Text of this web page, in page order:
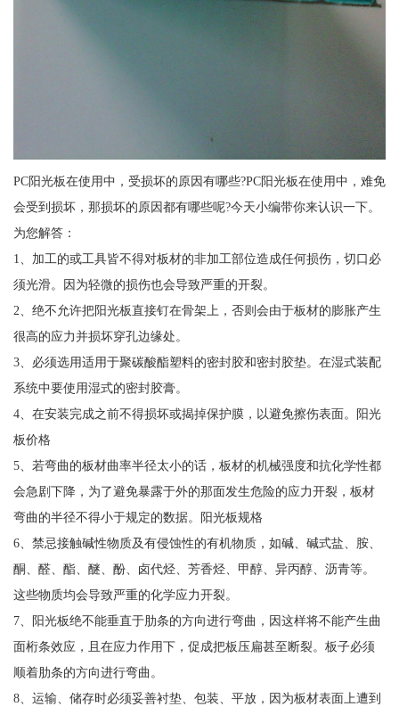
PC阳光板在使用中，受损坏的原因有哪些?PC阳光板在使用中，难免
会受到损坏，那损坏的原因都有哪些呢?今天小编带你来认识一下。
为您解答：
1、加工的或工具皆不得对板材的非加工部位造成任何损伤，切口必
须光滑。因为轻微的损伤也会导致严重的开裂。
2、绝不允许把阳光板直接钉在骨架上，否则会由于板材的膨胀产生
很高的应力并损坏穿孔边缘处。
3、必须选用适用于聚碳酸酯塑料的密封胶和密封胶垫。在湿式装配
系统中要使用湿式的密封胶膏。
4、在安装完成之前不得损坏或揭掉保护膜，以避免擦伤表面。阳光
板价格
5、若弯曲的板材曲率半径太小的话，板材的机械强度和抗化学性都
会急剧下降，为了避免暴露于外的那面发生危险的应力开裂，板材
弯曲的半径不得小于规定的数据。阳光板规格
6、禁忌接触碱性物质及有侵蚀性的有机物质，如碱、碱式盐、胺、
酮、醛、酯、醚、酚、卤代烃、芳香烃、甲醇、异丙醇、沥青等。
这些物质均会导致严重的化学应力开裂。
7、阳光板绝不能垂直于肋条的方向进行弯曲，因这样将不能产生曲
面桁条效应，且在应力作用下，促成把板压扁甚至断裂。板子必须
顺着肋条的方向进行弯曲。
8、运输、储存时必须妥善衬垫、包装、平放，因为板材表面上遭到